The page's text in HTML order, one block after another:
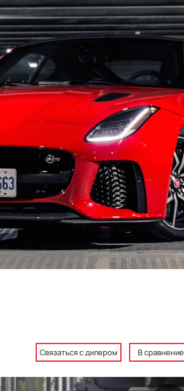
Связаться с дилером В сравнение